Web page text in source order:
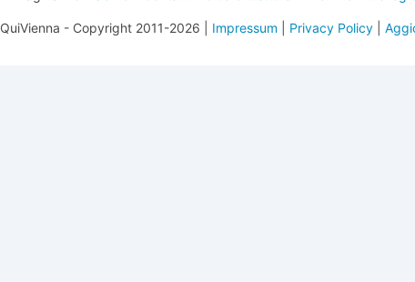
QuiVienna - Copyright 2011-2026 | Impressum Privacy Policy|